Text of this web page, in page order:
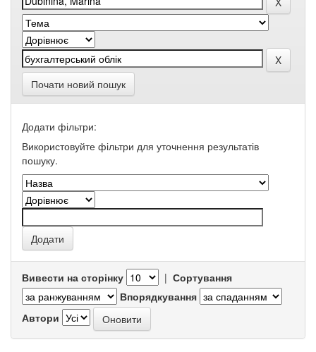
Почати новий пошук
Додати фільтри:
Використовуйте фільтри для уточнення результатів
пошуку.
Вивести на сторінку | Сортування
Впорядкування
Автори